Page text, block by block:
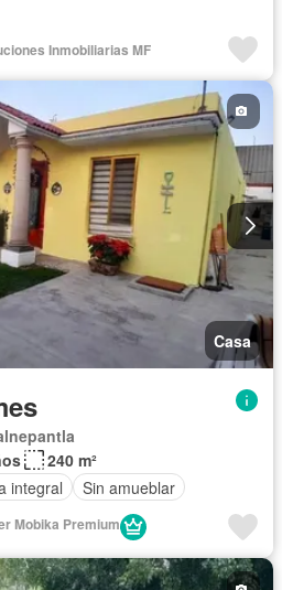
Inmobiliarias MF
Casa
240 m²
integral Sin amueblar
Mobika Premium